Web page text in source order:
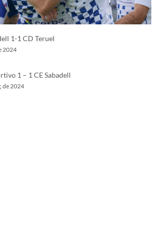
1-1 CD Teruel
2024
1 – 1 CE Sabadell
de 2024